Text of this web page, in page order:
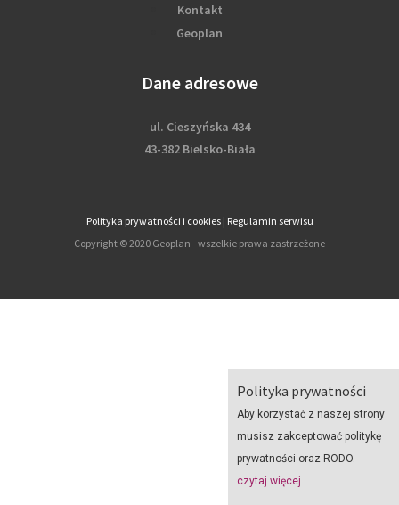
Polityka prywatności
Aby korzystać z naszej strony
musisz zakceptować politykę
prywatności oraz RODO.
czytaj więcej
Kontakt
Geoplan
Dane adresowe
ul. Cieszyńska 434
43-382 Bielsko-Biała
Polityka prywatności i cookies| Regulamin serwisu
Copyright © 2020 Geoplan - wszelkie prawa zastrzeżone